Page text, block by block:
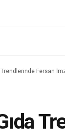
Trendlerinde Fersan